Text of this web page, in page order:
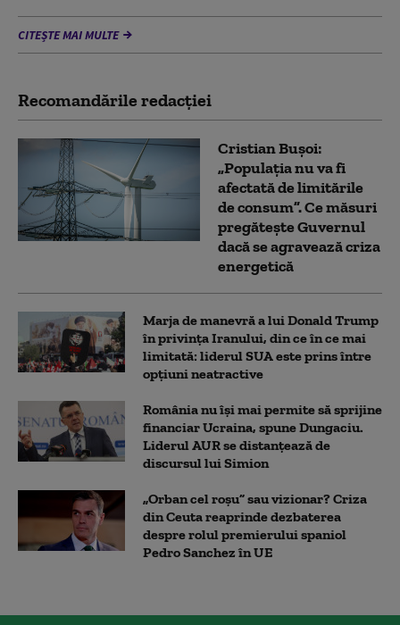
CITEȘTE MAI MULTE
Recomandările redacţiei
Cristian Bușoi:
„Populația nu va fi
afectată de limitările
de consum”. Ce măsuri
pregătește Guvernul
dacă se agravează criza
energetică
Marja de manevră a lui Donald Trump
în privința Iranului, din ce în ce mai
limitată: liderul SUA este prins între
opțiuni neatractive
România nu își mai permite să sprijine
financiar Ucraina, spune Dungaciu.
Liderul AUR se distanțează de
discursul lui Simion
„Orban cel roșu” sau vizionar? Criza
din Ceuta reaprinde dezbaterea
despre rolul premierului spaniol
Pedro Sanchez în UE